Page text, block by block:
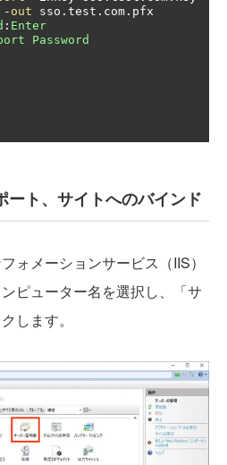
- out sso . test . com .
: Enter
Password
ート、サイトへのバインド
ォメーションサービス（IIS）
ピューター名を選択し、「サ
します。